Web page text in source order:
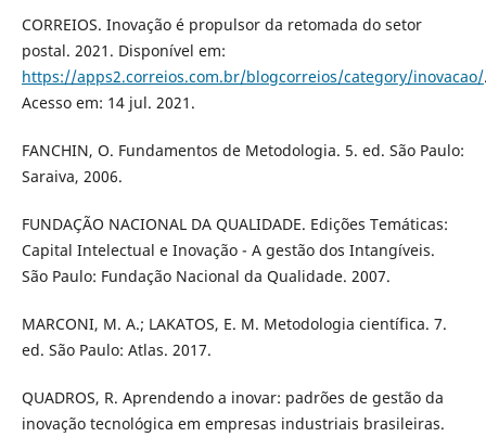
CORREIOS. Inovação é propulsor da retomada do setor
postal. 2021. Disponível em:
https://apps2.correios.com.br/blogcorreios/category/inovacao/
Acesso em: 14 jul. 2021.
FANCHIN, O. Fundamentos de Metodologia. 5. ed. São Paulo:
Saraiva, 2006.
FUNDAÇÃO NACIONAL DA QUALIDADE. Edições Temáticas:
Capital Intelectual e Inovação - A gestão dos Intangíveis.
São Paulo: Fundação Nacional da Qualidade. 2007.
MARCONI, M. A.; LAKATOS, E. M. Metodologia científica. 7.
ed. São Paulo: Atlas. 2017.
QUADROS, R. Aprendendo a inovar: padrões de gestão da
inovação tecnológica em empresas industriais brasileiras.